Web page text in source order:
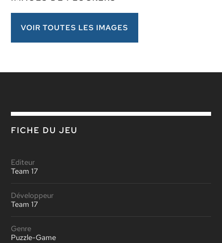
VOIR TOUTES LES IMAGES
FICHE DU JEU
Editeur
Team 17
Développeur
Team 17
Genre
Puzzle-Game